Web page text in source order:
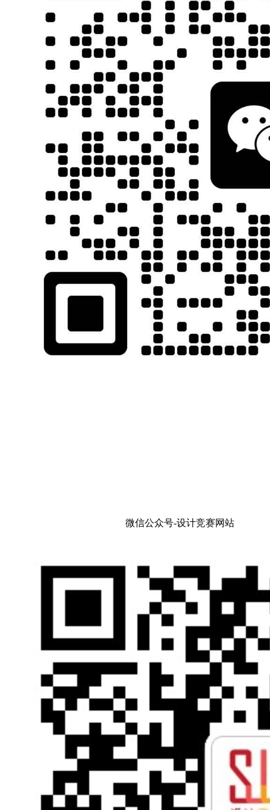
微信公众号-设计竞赛网站